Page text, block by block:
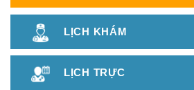
LỊCH KHÁM
LỊCH TRỰC